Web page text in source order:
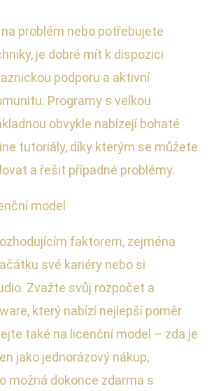
problém nebo potřebujete
je dobré mít k dispozici
podporu a aktivní
Programy s velkou
obvykle nabízejí bohaté
tutoriály, díky kterým se můžete
a řešit případné problémy.
model
faktorem, zejména
své kariéry nebo si
Zvažte svůj rozpočet a
který nabízí nejlepší poměr
také na licenční model – zda je
jako jednorázový nákup,
možná dokonce zdarma s